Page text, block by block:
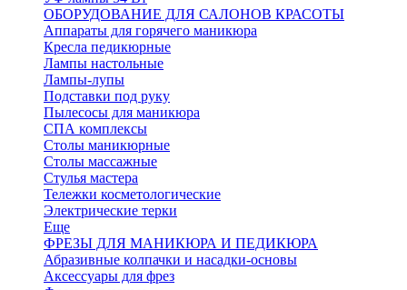
ОБОРУДОВАНИЕ ДЛЯ САЛОНОВ КРАСОТЫ
Аппараты для горячего маникюра
Кресла педикюрные
Лампы настольные
Лампы-лупы
Подставки под руку
Пылесосы для маникюра
СПА комплексы
Столы маникюрные
Столы массажные
Стулья мастера
Тележки косметологические
Электрические терки
Еще
ФРЕЗЫ ДЛЯ МАНИКЮРА И ПЕДИКЮРА
Абразивные колпачки и насадки-основы
Аксессуары для фрез